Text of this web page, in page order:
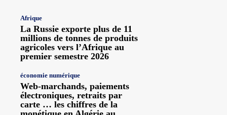
Afrique
La Russie exporte plus de 11
millions de tonnes de produits
agricoles vers l’Afrique au
premier semestre 2026
économie numérique
Web-marchands, paiements
électroniques, retraits par
carte … les chiffres de la